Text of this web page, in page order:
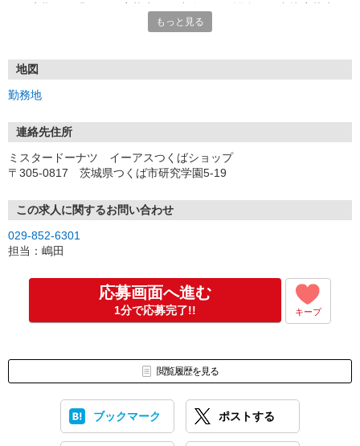
もっと見る
地図
勤務地
連絡先住所
ミスタードーナツ イーアスつくばショップ
〒305-0817 茨城県つくば市研究学園5-19
この求人に関するお問い合わせ
029-852-6301
担当：嶋田
応募画面へ進む
1分で応募完了!! キープ
閲覧履歴を見る
ブックマーク ポストする